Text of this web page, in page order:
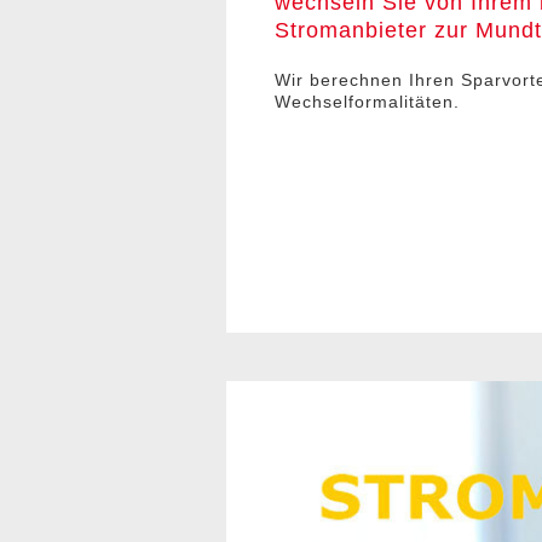
Stromanbieter zur
Wir berechnen Ihren
Wechselformalitäten.